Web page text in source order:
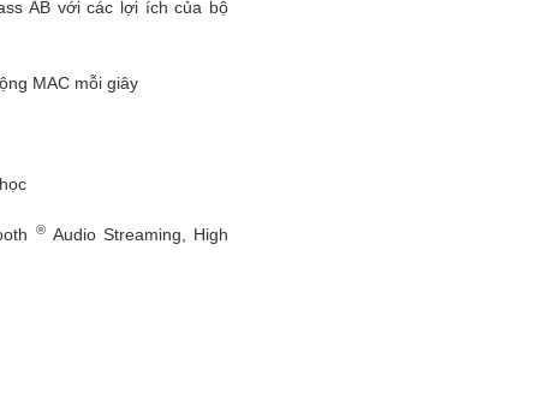
AB với các lợi ích của bộ
MAC mỗi giây
®Audio Streaming, High